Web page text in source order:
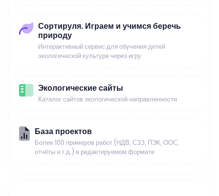
Сортируля. Играем и учимся беречь
природу
Интерактивный сервис для обучения детей
экологической культуре через игру
Экологические сайты
Каталог сайтов экологической направленности
База проектов
Более 100 примеров работ (НДВ, СЗЗ, ПЭК, ООС,
отчёты и т.д.) в редактируемом формате